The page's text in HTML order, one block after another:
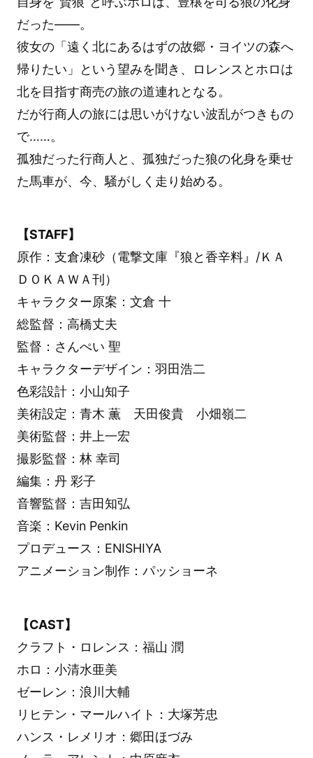
だった――。
彼女の「遠く北にあるはずの故郷・ヨイツの森へ
帰りたい」という望みを聞き、ロレンスとホロは
北を目指す商売の旅の道連れとなる。
だが行商人の旅には思いがけない波乱がつきもの
で……。
孤独だった行商人と、孤独だった狼の化身を乗せ
た馬車が、今、騒がしく走り始める。
【STAFF】
原作：支倉凍砂（電撃文庫『狼と香辛料』/ＫＡ
ＤＯＫＡＷＡ刊）
キャラクター原案：文倉 十
総監督：高橋丈夫
監督：さんぺい 聖
キャラクターデザイン：羽田浩二
色彩設計：小山知子
美術設定：青木 薫 天田俊貴 小畑嶺二
美術監督：井上一宏
撮影監督：林 幸司
編集：丹 彩子
音響監督：吉田知弘
音楽：Kevin Penkin
プロデュース：ENISHIYA
アニメーション制作：パッショーネ
【CAST】
クラフト・ロレンス：福山 潤
ホロ：小清水亜美
ゼーレン：浪川大輔
リヒテン・マールハイト：大塚芳忠
ハンス・レメリオ：郷田ほづみ